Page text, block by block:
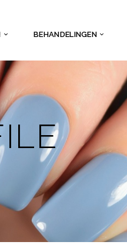
BEHANDELINGEN